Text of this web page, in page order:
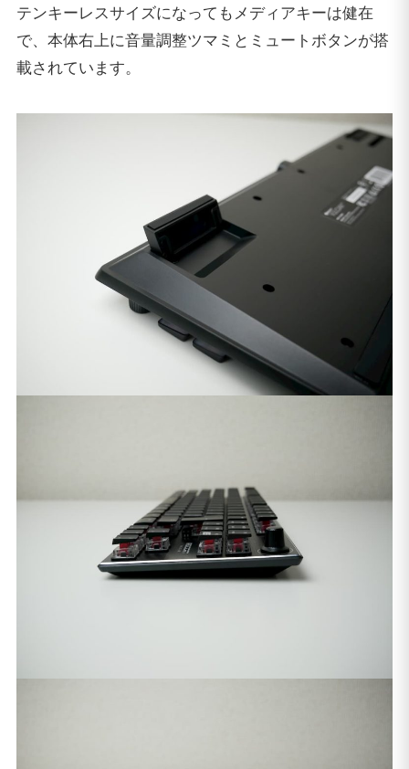
テンキーレスサイズになってもメディアキーは健在
で、本体右上に音量調整ツマミとミュートボタンが搭
載されています。